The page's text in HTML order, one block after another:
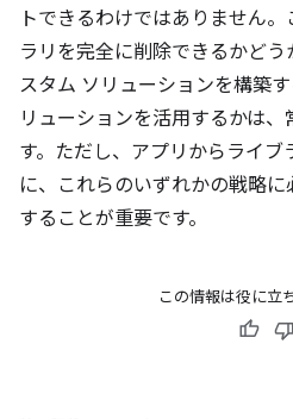
トできるわけではありません
ラリを完全に削除できるかど
スタム ソリューションを構築
リューションを活用するかは
す。ただし、アプリからライ
に、これらのいずれかの戦略
することが重要です。
この情報は役に立